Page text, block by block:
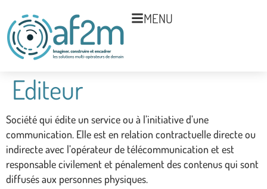
MENU
Editeur
Société qui édite un service ou à l’initiative d’une
communication. Elle est en relation contractuelle directe ou
indirecte avec l’opérateur de télécommunication et est
responsable civilement et pénalement des contenus qui sont
diffusés aux personnes physiques.